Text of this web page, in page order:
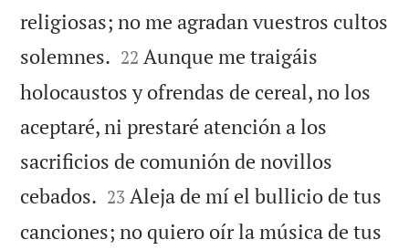
religiosas; no me agradan vuestros cultos
solemnes. 

22 Aunque me traigáis
holocaustos y ofrendas de cereal, no los
aceptaré, ni prestaré atención a los
sacrificios de comunión de novillos
cebados. 

23 Aleja de mí el bullicio de tus
canciones; no quiero oír la música de tus